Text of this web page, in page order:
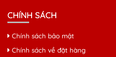
CHÍNH SÁCH
Chính sách bảo mật
Chính sách về đặt hàng